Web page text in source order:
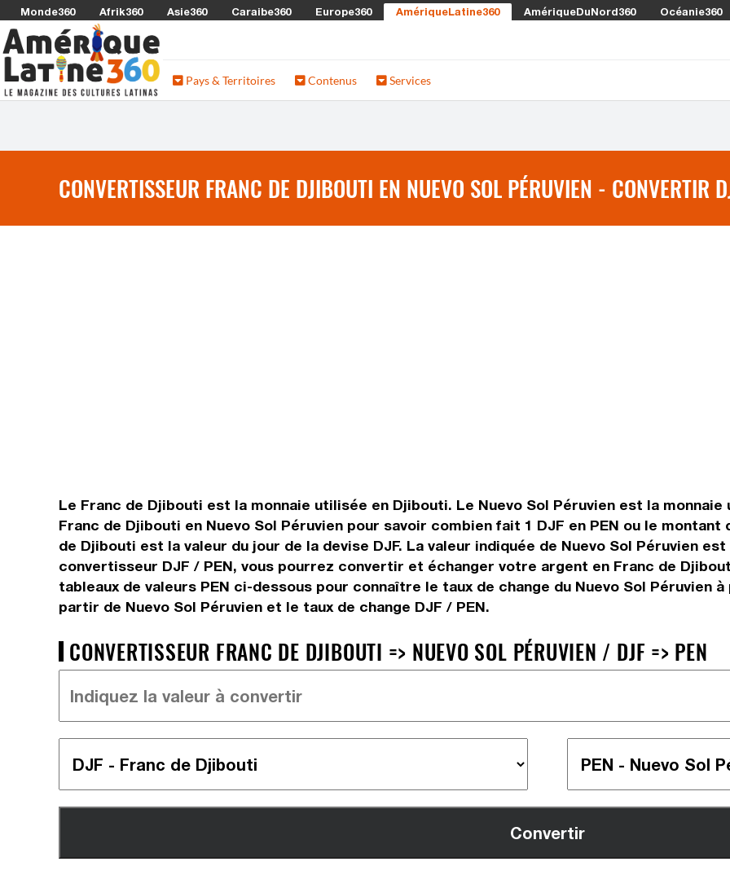
Monde360 Afrik360 Asie360 Caraibe360 Europe360 AmériqueLatine360 AmériqueDuNord360 Océanie360
Pays & Territoires Contenus Services
CONVERTISSEUR FRANC DE DJIBOUTI EN NUEVO SOL PÉRUVIEN - CONVERTIR
Le Franc de Djibouti est la monnaie utilisée en Djibouti. Le Nuevo Sol Péruvien est la
Franc de Djibouti en Nuevo Sol Péruvien pour savoir combien fait 1 DJF en PEN ou le
de Djibouti est la valeur du jour de la devise DJF. La valeur indiquée de Nuevo Sol Péruvien
convertisseur DJF / PEN, vous pourrez convertir et échanger votre argent en Franc de
tableaux de valeurs PEN ci-dessous pour connaître le taux de change du Nuevo Sol Péruvien
partir de Nuevo Sol Péruvien et le taux de change DJF / PEN.
CONVERTISSEUR FRANC DE DJIBOUTI => NUEVO SOL PÉRUVIEN / DJF => PEN